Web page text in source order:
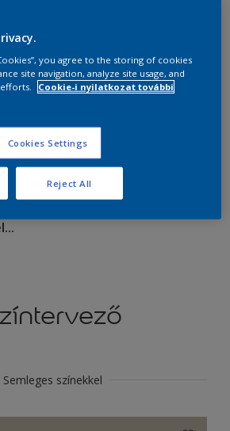
ebben a színben
Mehet
Semleges színekkel
you agree to the storing of cookies
site navigation, analyze site usage, and
Cookie-i nyilatkozat további
Cookies Settings
Reject All